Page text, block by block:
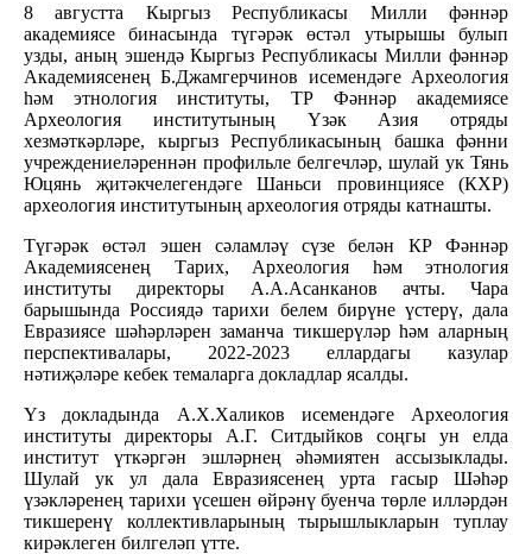
8 августта Кыргыз Республикасы Милли фәннәр
академиясе бинасында түгәрәк өстәл утырышы булып
узды, аның эшендә Кыргыз Республикасы Милли фәннәр
Академиясенең Б.Джамгерчинов исемендәге Археология
һәм этнология институты, ТР Фәннәр академиясе
Археология институтының Үзәк Азия отряды
хезмәткәрләре, кыргыз Республикасының башка фәнни
учреждениеләреннән профильле белгечләр, шулай ук Тянь
Юцянь җитәкчелегендәге Шаньси провинциясе (КХР)
археология институтының археология отряды катнашты.
Түгәрәк өстәл эшен сәламләү сүзе белән КР Фәннәр
Академиясенең Тарих, Археология һәм этнология
институты директоры А.А.Асанканов ачты. Чара
барышында Россиядә тарихи белем бирүне үстерү, дала
Евразиясе шәһәрләрен заманча тикшерүләр һәм аларның
перспективалары, 2022-2023 еллардагы казулар
нәтиҗәләре кебек темаларга докладлар ясалды.
Үз докладында А.Х.Халиков исемендәге Археология
институты директоры А.Г. Ситдыйков соңгы ун елда
институт үткәргән эшләрнең әһәмиятен ассызыклады.
Шулай ук ул дала Евразиясенең урта гасыр Шәһәр
үзәкләренең тарихи үсешен өйрәнү буенча төрле илләрдән
тикшеренү коллективларының тырышлыкларын туплау
кирәклеген билгеләп үтте.